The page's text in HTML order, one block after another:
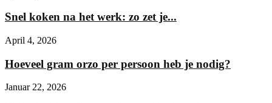
Snel koken na het werk: zo zet je...
April 4, 2026
Hoeveel gram orzo per persoon heb je nodig?
Januar 22, 2026